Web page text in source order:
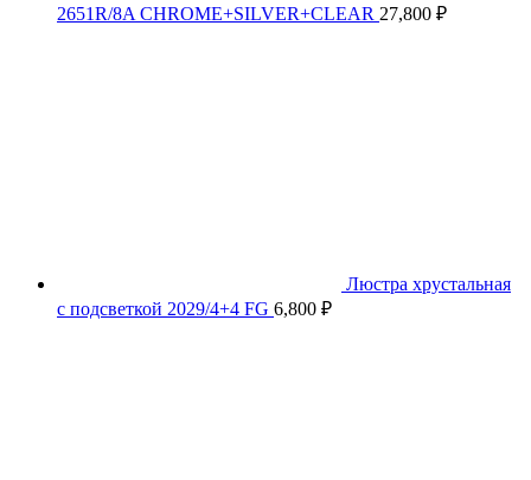
2651R/8A CHROME+SILVER+CLEAR 27,800 ₽
Люстра хрустальная
с подсветкой 2029/4+4 FG 6,800 ₽